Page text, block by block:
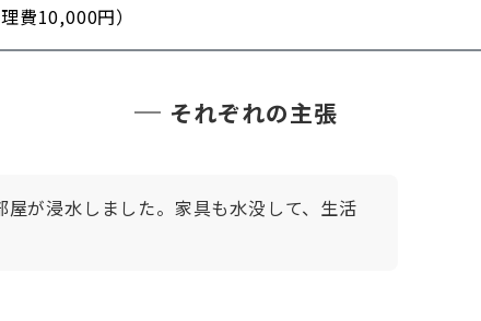
費10,000円）
それぞれの主張
屋が浸水しました。家具も水没して、生活